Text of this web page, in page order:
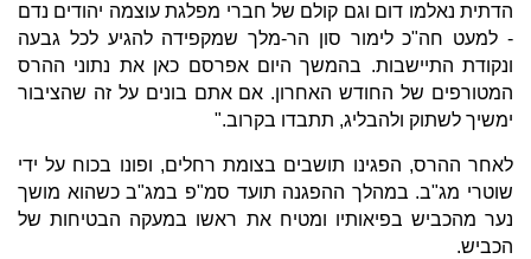
הדתית נאלמו דום וגם קולם של חברי מפלגת עוצמה יהודים נדם
- למעט חה"כ לימור סון הר-מלך שמקפידה להגיע לכל גבעה
ונקודת התיישבות. בהמשך היום אפרסם כאן את נתוני ההרס
המטורפים של החודש האחרון. אם אתם בונים על זה שהציבור
ימשיך לשתוק ולהבליג, תתבדו בקרוב."
לאחר ההרס, הפגינו תושבים בצומת רחלים, ופונו בכוח על ידי
שוטרי מג"ב. במהלך ההפגנה תועד סמ"פ במג"ב כשהוא מושך
נער מהכביש בפיאותיו ומטיח את ראשו במעקה הבטיחות של
הכביש.